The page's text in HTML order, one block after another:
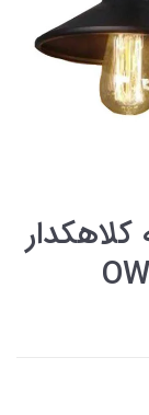
فلزی 2 شعله کلاهکدار